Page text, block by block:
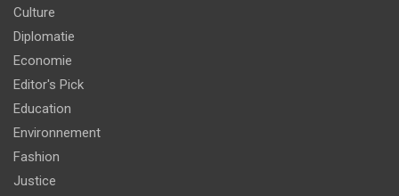
Culture
Diplomatie
Economie
Editor's Pick
Education
Environnement
Fashion
Justice